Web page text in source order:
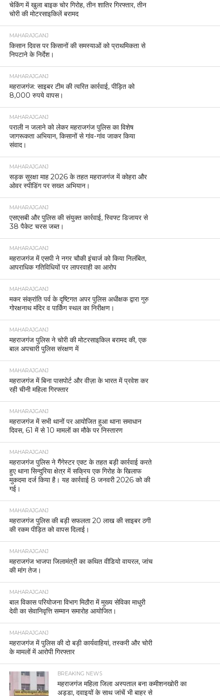
चेकिंग में खुला बाइक चोर गिरोह, तीन शातिर गिरफ्तार, तीन
चोरी की मोटरसाइकिलें बरामद
MAHARAJGANJ
किसान दिवस पर किसानों की समस्याओं को प्राथमिकता से
निपटाने के निर्देश।
MAHARAJGANJ
महराजगंज: साइबर टीम की त्वरित कार्रवाई, पीड़ित को
8,000 रुपये वापस।
MAHARAJGANJ
पराली न जलाने को लेकर महराजगंज पुलिस का विशेष
जागरूकता अभियान, किसानों से गांव-गांव जाकर किया
संवाद।
MAHARAJGANJ
सड़क सुरक्षा माह 2026 के तहत महराजगंज में कोहरा और
ओवर स्पीडिंग पर सख्त अभियान।
MAHARAJGANJ
एसएसबी और पुलिस की संयुक्त कार्रवाई, स्विफ्ट डिजायर से
38 पैकेट चरस जब्त।
MAHARAJGANJ
महराजगंज में एसपी ने नगर चौकी इंचार्ज को किया निलंबित,
आपराधिक गतिविधियों पर लापरवाही का आरोप
MAHARAJGANJ
मकर संक्रांति पर्व के दृष्टिगत अपर पुलिस अधीक्षक द्वारा गुरु
गोरक्षनाथ मंदिर व पार्किंग स्थल का निरीक्षण।
MAHARAJGANJ
महराजगंज पुलिस ने चोरी की मोटरसाइकिल बरामद की, एक
बाल अपचारी पुलिस संरक्षण में
MAHARAJGANJ
महराजगंज में बिना पासपोर्ट और वीज़ा के भारत में प्रवेश कर
रही चीनी महिला गिरफ्तार
MAHARAJGANJ
महराजगंज में सभी थानों पर आयोजित हुआ थाना समाधान
दिवस, 61 में से 10 मामलों का मौके पर निस्तारण
MAHARAJGANJ
महराजगंज पुलिस ने गैंगेस्टर एक्ट के तहत बड़ी कार्रवाई करते
हुए थाना सिन्दुरिया क्षेत्र में सक्रिय एक गिरोह के खिलाफ
मुकदमा दर्ज किया है। यह कार्रवाई 8 जनवरी 2026 को की
गई।
MAHARAJGANJ
महराजगंज पुलिस की बड़ी सफलता 20 लाख की साइबर ठगी
की रकम पीड़ित को वापस दिलाई।
MAHARAJGANJ
महराजगंज भाजपा जिलामंत्री का कथित वीडियो वायरल, जांच
की मांग तेज।
MAHARAJGANJ
बाल विकास परियोजना विभाग मिठौरा में मुख्य सेविका माधुरी
देवी का सेवानिवृत्ति सम्मान समारोह आयोजित।
MAHARAJGANJ
महराजगंज में पुलिस की दो बड़ी कार्यवाहियां, तस्करी और चोरी
के मामलों में आरोपी गिरफ्तार
BREAKING NEWS
महराजगंज महिला जिला अस्पताल बना कमीशनखोरी का
अड्डा, दवाइयों के साथ जांचें भी बाहर से